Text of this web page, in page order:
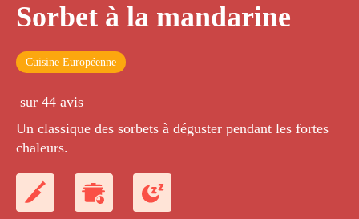
Sorbet à la mandarine
Cuisine Européenne
sur 44 avis
Un classique des sorbets à déguster pendant les fortes
chaleurs.